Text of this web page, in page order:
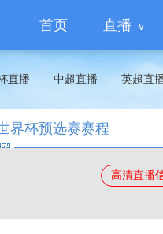
首页 直播
直播 中超直播 英超直
界杯预选赛赛程
高清直播